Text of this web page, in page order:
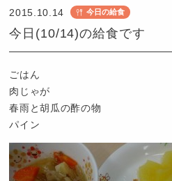
も
園
つ
ば
め
2015.10.14 今日の給食
今日(10/14)の給食です
ごはん
肉じゃが
春雨と胡瓜の酢の物
パイン